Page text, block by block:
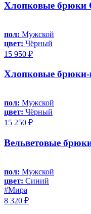
Хлопковые брюки
пол: Мужской
цвет: Чёрный
15 950 ₽
Хлопковые брюки-
пол: Мужской
цвет: Чёрный
15 250 ₽
Вельветовые
пол: Мужской
цвет: Синий
#Мира
8 320 ₽